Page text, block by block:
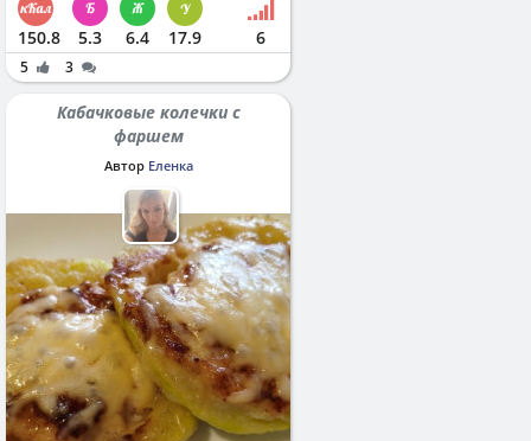
150.8 5.3 6.4 17.9 6
5 3
Кабачковые колечки с
фаршем
Автор Еленка